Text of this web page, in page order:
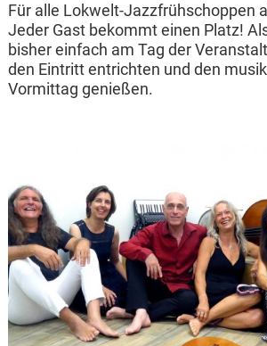
Für alle Lokwelt-Jazzfrühschoppen
Jeder Gast bekommt einen Platz!
bisher einfach am Tag der
den Eintritt entrichten und den
Vormittag genießen.